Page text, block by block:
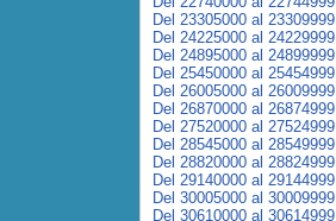
Del 23305000 al 23309999
Del 24225000 al 24229999
Del 24895000 al 24899999
Del 25450000 al 25454999
Del 26005000 al 26009999
Del 26870000 al 26874999
Del 27520000 al 27524999
Del 28545000 al 28549999
Del 28820000 al 28824999
Del 29140000 al 29144999
Del 30005000 al 30009999
Del 30610000 al 30614999